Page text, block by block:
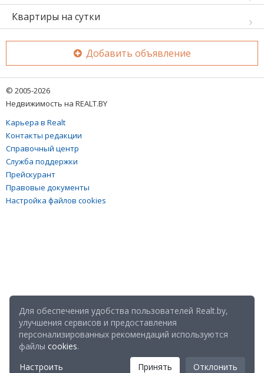
Квартиры на сутки
Добавить объявление
© 2005-2026
Недвижимость на REALT.BY
Карьера в Realt
Контакты редакции
Справочный центр
Служба поддержки
Прейскурант
Правовые документы
Настройка файлов cookies
Для обеспечения удобства пользователей Realt.by,
улучшения сервисов и предоставления
персонализированных рекомендаций используются
файлы cookies.
Настроить
Принять Отклонить